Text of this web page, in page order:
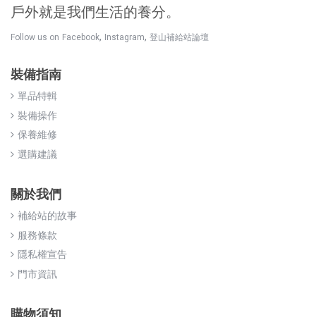
戶外就是我們生活的養分。
Follow us on Facebook, Instagram, 登山補給站論壇
裝備指南
單品特輯
裝備操作
保養維修
選購建議
關於我們
補給站的故事
服務條款
隱私權宣告
門市資訊
購物須知